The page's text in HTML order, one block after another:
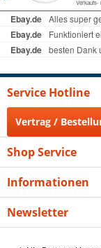
Service Hotline
Vertrag /
Shop Service
Informationen
Newsletter